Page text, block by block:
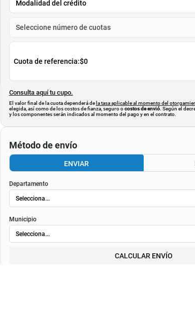
Cuota de referencia:$0
Consulta aquí tu cupo.
El valor final de la cuota dependerá de la tasa aplicable al momento del
elegida, así como de los costos de fianza, seguro ocostos de envió. Según el
y los componentes serán indicados al momento del pago y en el contrato.
Método de envío
ENVIAR
Departamento
Municipio
CALCULAR ENVÍO